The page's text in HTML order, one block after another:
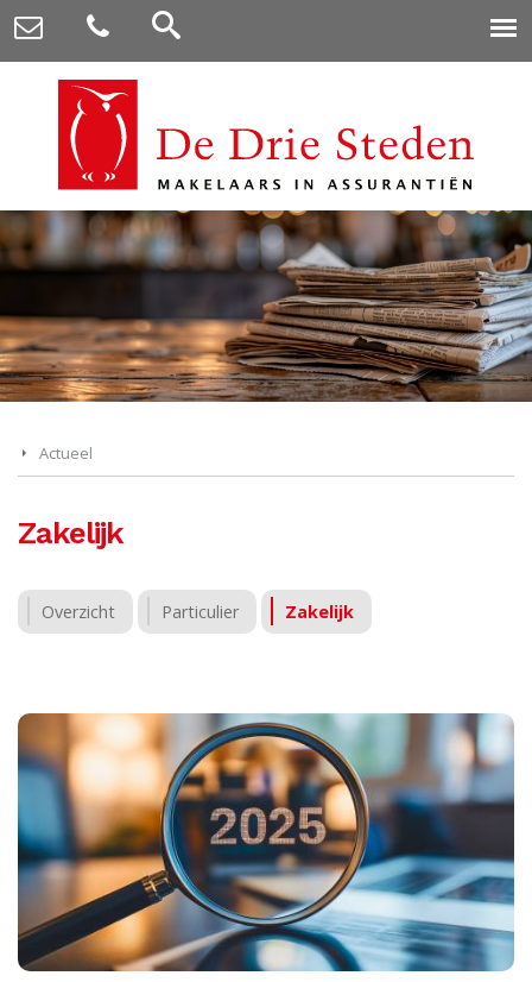
Actueel
Zakelijk
Overzicht Particulier Zakelijk